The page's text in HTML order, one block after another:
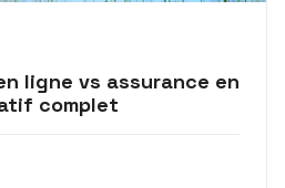
ligne vs assurance en
complet